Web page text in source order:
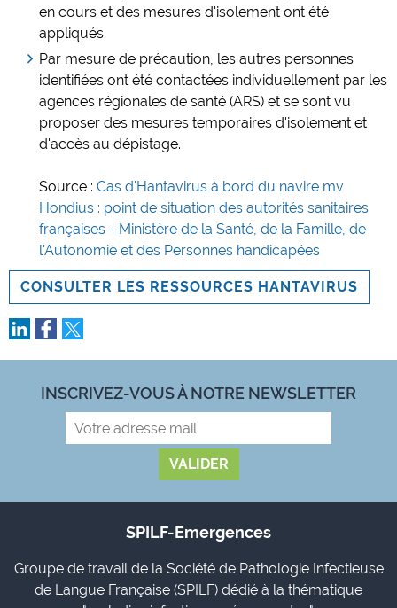
en cours et des mesures d'isolement ont été
appliqués.
Par mesure de précaution, les autres personnes
identifiées ont été contactées individuellement par les
agences régionales de santé (ARS) et se sont vu
proposer des mesures temporaires d'isolement et
d'accès au dépistage.
Source : Cas d'Hantavirus à bord du navire mv
Hondius : point de situation des autorités sanitaires
françaises - Ministère de la Santé, de la Famille, de
l'Autonomie et des Personnes handicapées
CONSULTER LES RESSOURCES HANTAVIRUS
INSCRIVEZ-VOUS À NOTRE NEWSLETTER
SPILF-Emergences
Groupe de travail de la Société de Pathologie Infectieuse
de Langue Française (SPILF) dédié à la thématique